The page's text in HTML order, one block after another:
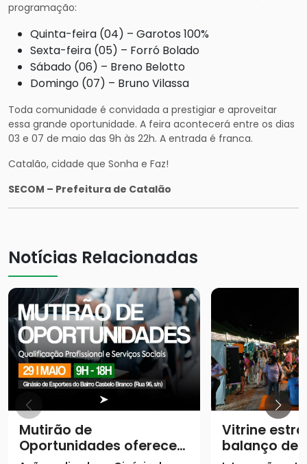
programação:
Quinta-feira (04) – Garotos 100%
Sexta-feira (05) – Forró Bolado
Sábado (06) – Breno Belotto
Domingo (07) – Bruno Vilassa
Toda comunidade é convidada a prestigiar e aproveitar
essa grande oportunidade. A feira acontecerá entre os dias
03 e 07 de maio das 9h às 22h. A entrada é franca.
Catalão, cidade que Sonha e Faz!
SECOM – Prefeitura de Catalão
Notícias Relacionadas
Mutirão de
Oportunidades oferece
Vitrine
balanço de